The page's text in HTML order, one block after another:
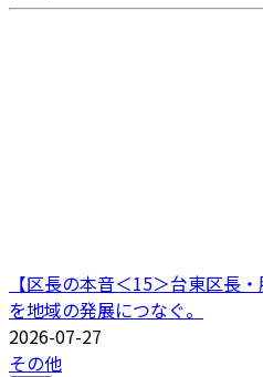
【区長の本音＜15＞台東区長
を地域の発展につなぐ。
2026-07-27
その他